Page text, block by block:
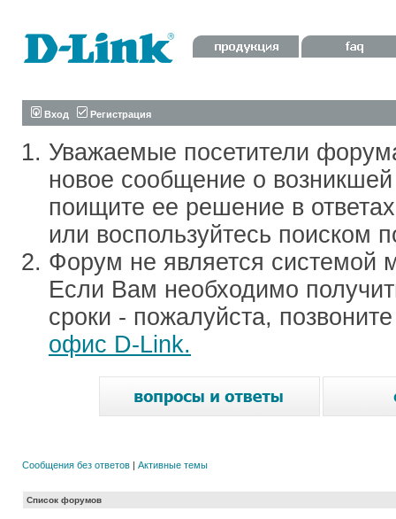
Вход Регистрация
Уважаемые посетители
новое сообщение о
поищите ее решение в
или воспользуйтесь поиском
Форум не является системой
Если Вам необходимо
сроки - пожалуйста,
офис D-Link.
Сообщения без ответов | Активные темы
Список форумов